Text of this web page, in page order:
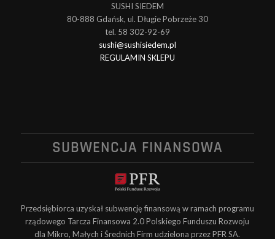
SUSHI SIEDEM
80-888 Gdańsk, ul. Długie Pobrzeże 30
tel. 58 302-92-69
sushi@sushisiedem.pl
REGULAMIN SKLEPU
SUBWENCJA FINANSOWA
Przedsiębiorca uzyskał subwencję finansową w ramach programu
rządowego Tarcza Finansowa 2.0 Polskiego Funduszu Rozwoju
dla Mikro, Małych i Średnich Firm udzielona przez PFR SA.